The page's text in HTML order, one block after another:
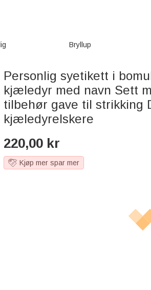
Bryllup
Personlig syetikett i
kjæledyr med navn Sett
tilbehør gave til strikking
kjæledyrelskere
220,00 kr
Kjøp mer spar mer